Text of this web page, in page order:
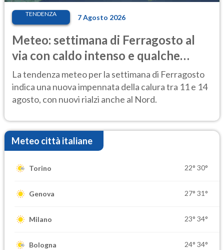
TENDENZA 7 Agosto 2026
Meteo: settimana di Ferragosto al
via con caldo intenso e qualche
temporale
La tendenza meteo per la settimana di Ferragosto
indica una nuova impennata della calura tra 11 e 14
agosto, con nuovi rialzi anche al Nord.
Meteo città italiane
Torino 22° 30°
Genova 27° 31°
Milano 23° 34°
Bologna 24° 34°